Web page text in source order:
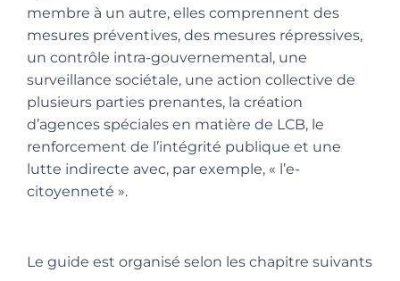
membre à un autre, elles comprennent des
mesures préventives, des mesures répressives,
un contrôle intra-gouvernemental, une
surveillance sociétale, une action collective de
plusieurs parties prenantes, la création
d’agences spéciales en matière de LCB, le
renforcement de l’intégrité publique et une
lutte indirecte avec, par exemple, « l’e-
citoyenneté ».
Le guide est organisé selon les chapitre suivants